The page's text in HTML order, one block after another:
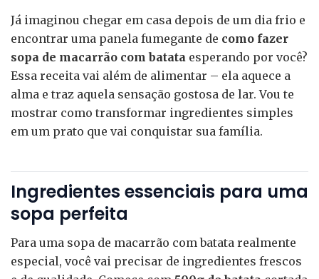
Já imaginou chegar em casa depois de um dia frio e
encontrar uma panela fumegante de como fazer
sopa de macarrão com batata esperando por você?
Essa receita vai além de alimentar – ela aquece a
alma e traz aquela sensação gostosa de lar. Vou te
mostrar como transformar ingredientes simples
em um prato que vai conquistar sua família.
Ingredientes essenciais para uma
sopa perfeita
Para uma sopa de macarrão com batata realmente
especial, você vai precisar de ingredientes frescos